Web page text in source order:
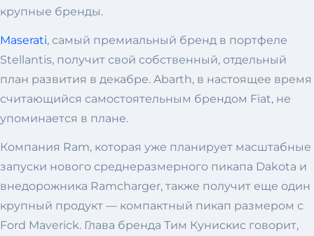
крупные бренды.
Maserati, самый премиальный бренд в портфеле
Stellantis, получит свой собственный, отдельный
план развития в декабре. Abarth, в настоящее время
считающийся самостоятельным брендом Fiat, не
упоминается в плане.
Компания Ram, которая уже планирует масштабные
запуски нового среднеразмерного пикапа Dakota и
внедорожника Ramcharger, также получит еще один
крупный продукт — компактный пикап размером с
Ford Maverick. Глава бренда Тим Кунискис говорит,